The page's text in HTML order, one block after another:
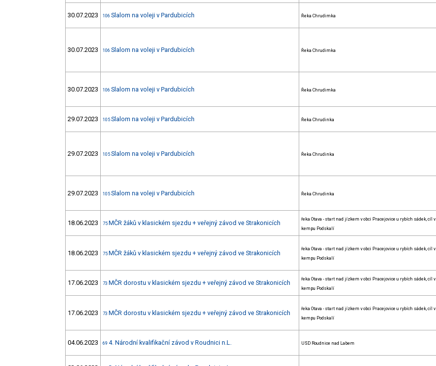
30.07.2023 106 Slalom na voleji v Pardubicích Řeka Chrudimka
30.07.2023 106 Slalom na voleji v Pardubicích Řeka Chrudimka
30.07.2023 106 Slalom na voleji v Pardubicích Řeka Chrudimka
29.07.2023 105 Slalom na voleji v Pardubicích Řeka Chrudinka
29.07.2023 105 Slalom na voleji v Pardubicích Řeka Chrudinka
29.07.2023 105 Slalom na voleji v Pardubicích Řeka Chrudinka
18.06.2023 75 MČR žáků v klasickém sjezdu + veřejný závod ve Strakonicích
řeka Otava - start nad jízkem v obci Pracejovice u rybích sádek, cíl v
kempu Podskalí
18.06.2023 75 MČR žáků v klasickém sjezdu + veřejný závod ve Strakonicích
řeka Otava - start nad jízkem v obci Pracejovice u rybích sádek, cíl v
kempu Podskalí
17.06.2023 73 MČR dorostu v klasickém sjezdu + veřejný závod ve Strakonicích
řeka Otava - start nad jízkem v obci Pracejovice u rybích sádek, cíl v
kempu Podskalí
17.06.2023 73 MČR dorostu v klasickém sjezdu + veřejný závod ve Strakonicích
řeka Otava - start nad jízkem v obci Pracejovice u rybích sádek, cíl v
kempu Podskalí
04.06.2023 69 4. Národní kvalifikační závod v Roudnici n.L. USD Roudnice nad Labem